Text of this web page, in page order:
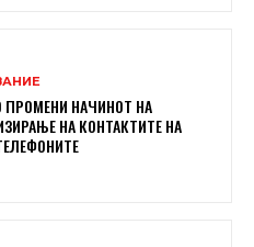
ПРОМЕНИ НАЧИНОТ НА
НА КОНТАКТИТЕ НА